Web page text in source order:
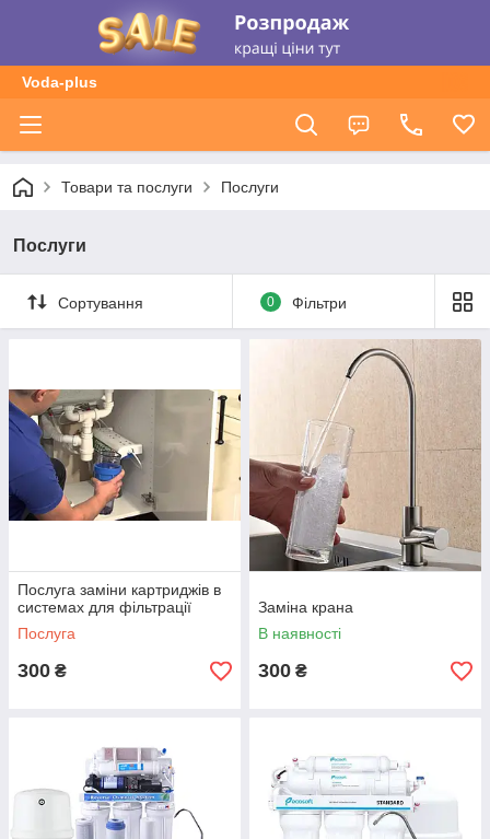
Voda-plus
Товари та послуги Послуги
Послуги
Сортування 0 Фільтри
Послуга заміни картриджів в
системах для фільтрації
Послуга
300 ₴
Заміна крана
В наявності
300 ₴